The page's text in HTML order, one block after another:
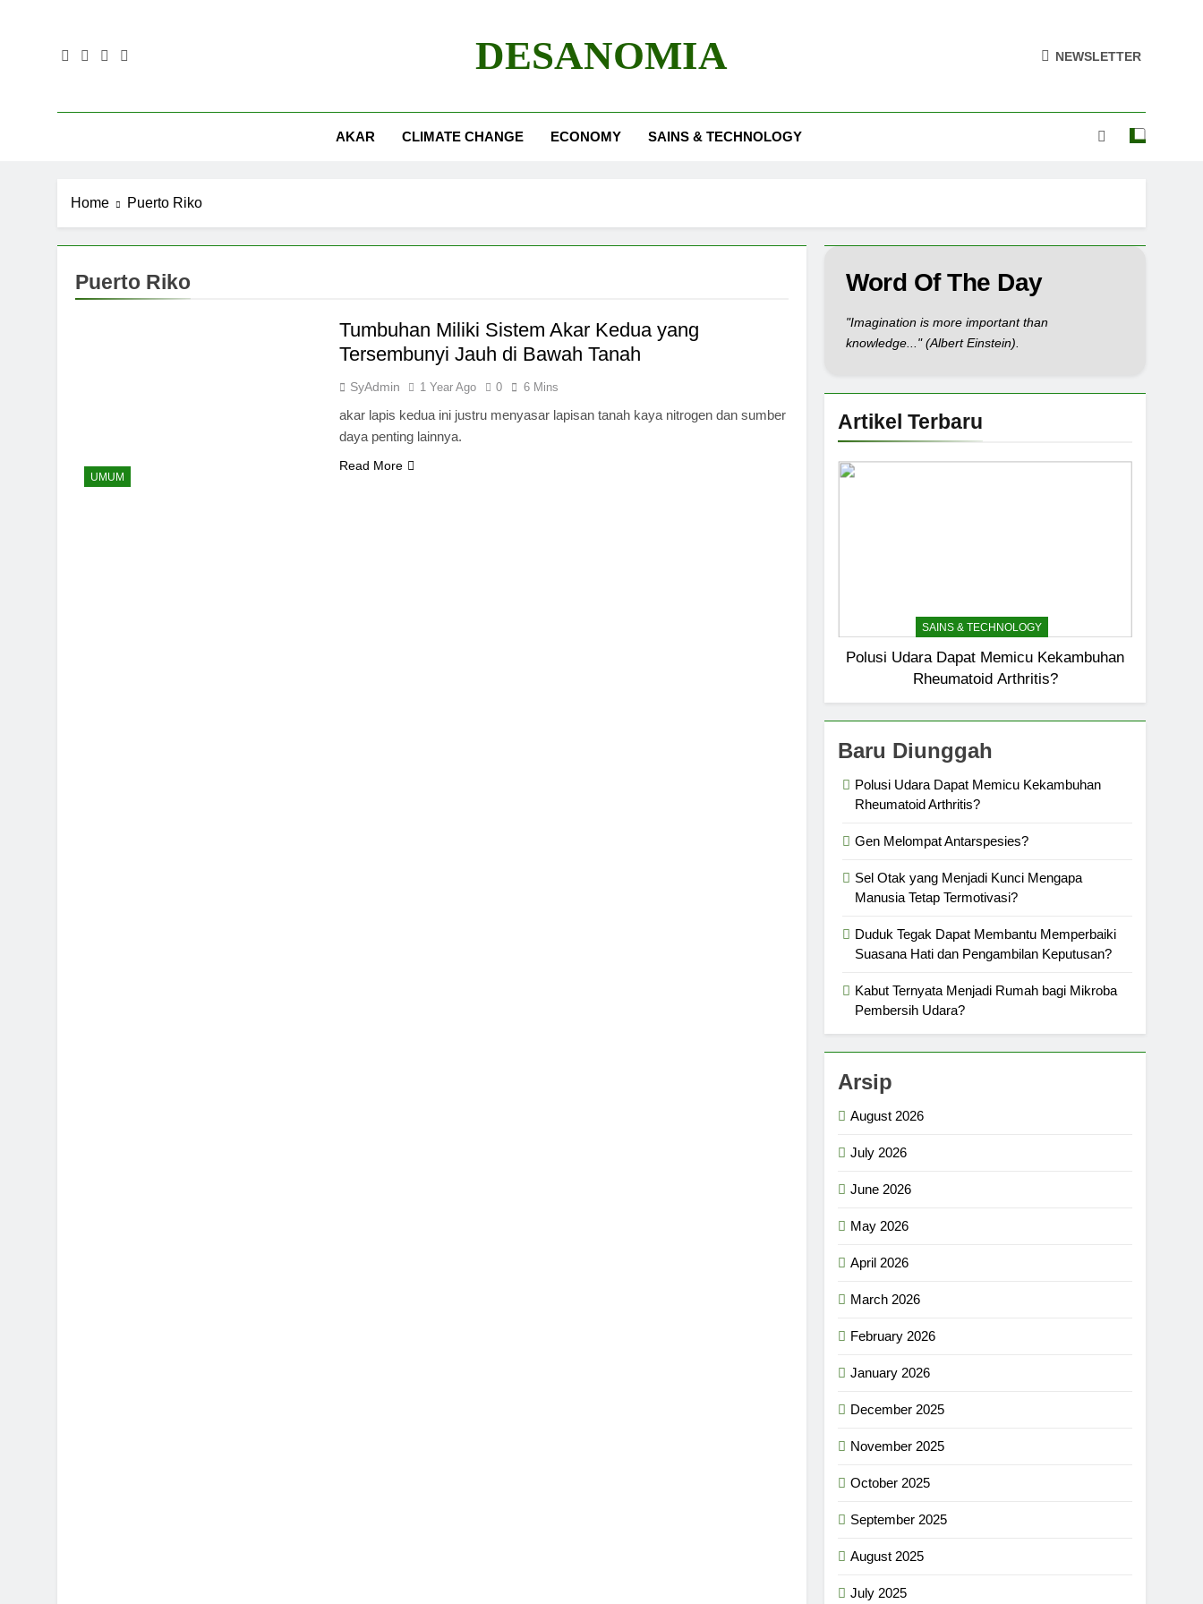
DESANOMIA NEWSLETTER
AKAR CLIMATE CHANGE ECONOMY SAINS & TECHNOLOGY
Home Puerto Riko
Puerto Riko
UMUM
Tumbuhan Miliki Sistem Akar Kedua yang
Tersembunyi Jauh di Bawah Tanah
SyAdmin 1 Year Ago 0 6 Mins
akar lapis kedua ini justru menyasar lapisan tanah kaya nitrogen dan sumber
daya penting lainnya.
Read More
Word Of The Day
"Imagination is more important than
knowledge..." (Albert Einstein).
Artikel Terbaru
SAINS & TECHNOLOGY
Polusi Udara Dapat Memicu Kekambuhan
Rheumatoid Arthritis?
Baru Diunggah
Polusi Udara Dapat Memicu Kekambuhan
Rheumatoid Arthritis?
Gen Melompat Antarspesies?
Sel Otak yang Menjadi Kunci Mengapa
Manusia Tetap Termotivasi?
Duduk Tegak Dapat Membantu Memperbaiki
Suasana Hati dan Pengambilan Keputusan?
Kabut Ternyata Menjadi Rumah bagi Mikroba
Pembersih Udara?
Arsip
August 2026
July 2026
June 2026
May 2026
April 2026
March 2026
February 2026
January 2026
December 2025
November 2025
October 2025
September 2025
August 2025
July 2025